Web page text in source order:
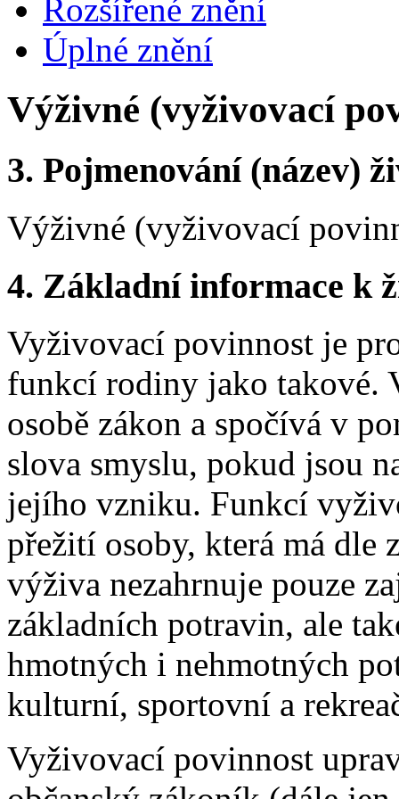
Rozšířené znění
Úplné znění
Výživné (vyživovací
3. Pojmenování (název)
Výživné (vyživovací
4. Základní informace k
Vyživovací povinnost je
funkcí rodiny jako takové.
osobě zákon a spočívá v
slova smyslu, pokud jsou
jejího vzniku. Funkcí
přežití osoby, která má dle
výživa nezahrnuje pouze
základních potravin, ale
hmotných i nehmotných
kulturní, sportovní a
Vyživovací povinnost